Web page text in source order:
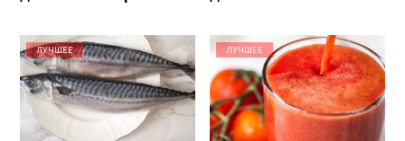
ЛУЧШЕЕ ЛУЧШЕЕ